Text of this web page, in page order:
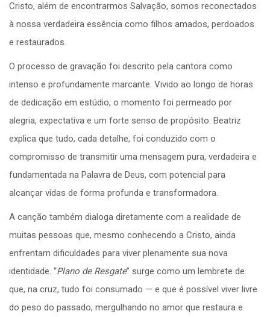
Cristo, além de encontrarmos Salvação, somos reconectados
à nossa verdadeira essência como filhos amados, perdoados
e restaurados.
O processo de gravação foi descrito pela cantora como
intenso e profundamente marcante. Vivido ao longo de horas
de dedicação em estúdio, o momento foi permeado por
alegria, expectativa e um forte senso de propósito. Beatriz
explica que tudo, cada detalhe, foi conduzido com o
compromisso de transmitir uma mensagem pura, verdadeira e
fundamentada na Palavra de Deus, com potencial para
alcançar vidas de forma profunda e transformadora.
A canção também dialoga diretamente com a realidade de
muitas pessoas que, mesmo conhecendo a Cristo, ainda
enfrentam dificuldades para viver plenamente sua nova
identidade. “Plano de Resgate” surge como um lembrete de
que, na cruz, tudo foi consumado — e que é possível viver livre
do peso do passado, mergulhando no amor que restaura e